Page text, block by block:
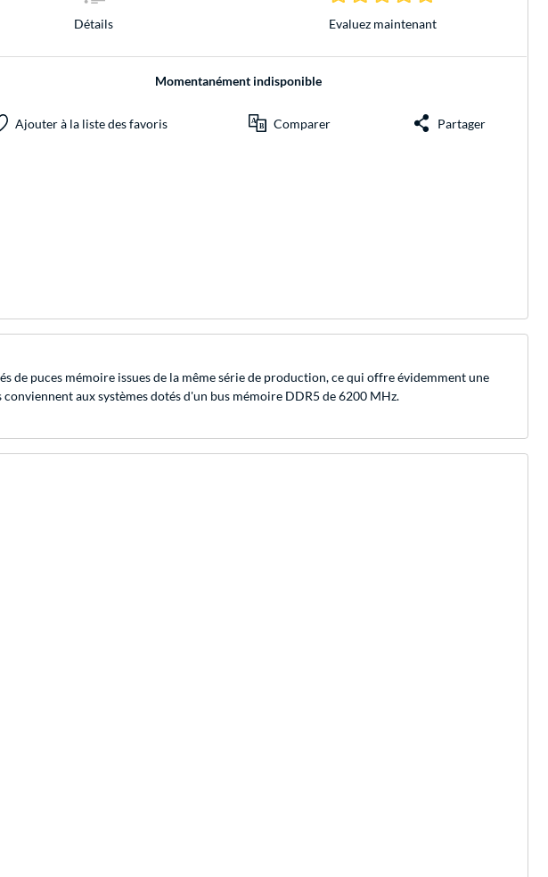
Détails Evaluez maintenant
Momentanément indisponible
Ajouter à la liste des favoris Comparer Partager
puces mémoire issues de la même série de production, ce qui offre évidemment une
aux systèmes dotés d'un bus mémoire DDR5 de 6200 MHz.